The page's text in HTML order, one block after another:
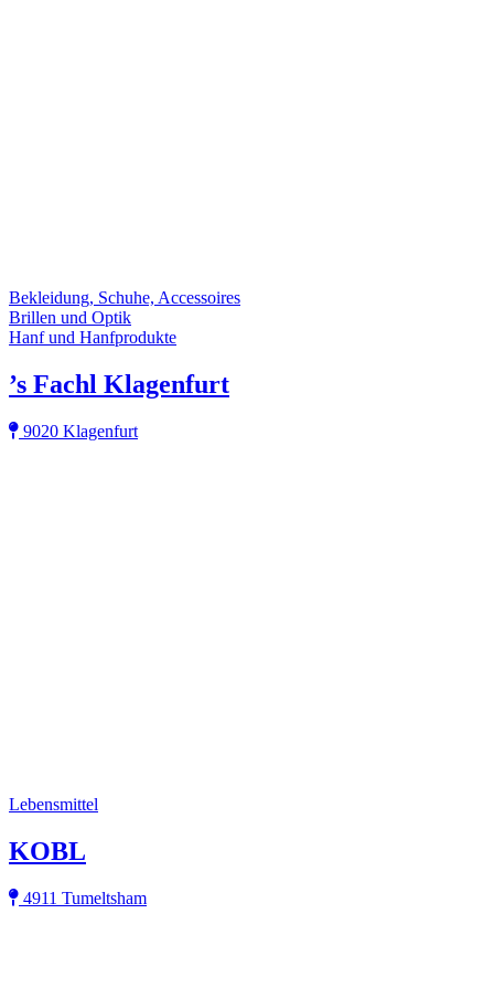
Bekleidung, Schuhe, Accessoires
Brillen und Optik
Hanf und Hanfprodukte
’s Fachl Klagenfurt
9020 Klagenfurt
Lebensmittel
KOBL
4911 Tumeltsham